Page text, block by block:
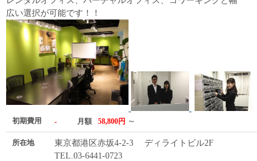
広い選択が可能です！！
初期費用 - 月額 58,800円 ～
所在地
東京都港区赤坂4-2-3 ディライトビル2F
TEL.03-6441-0723